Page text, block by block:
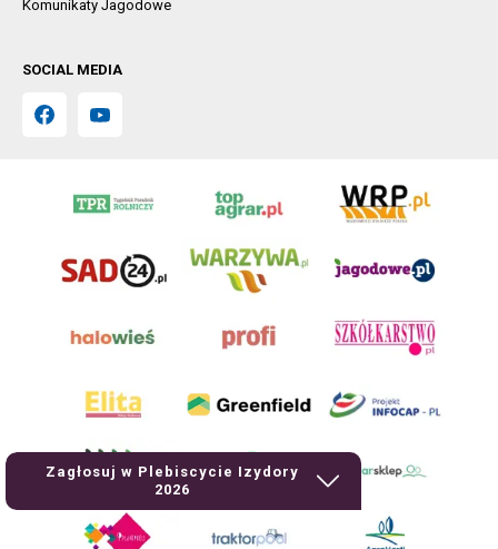
Zagłosuj w Plebiscycie Izydory
2026
Komunikaty Jagodowe
SOCIAL MEDIA